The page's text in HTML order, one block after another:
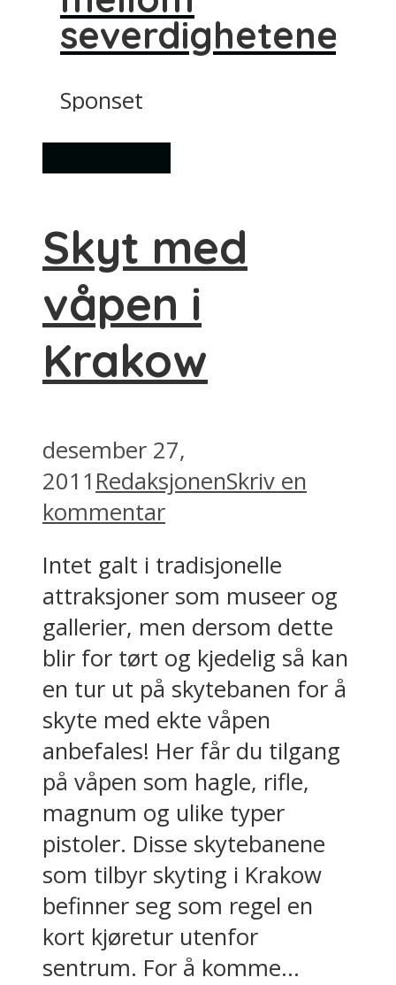
severdighetene
Sponset
Skyt med
våpen i
Krakow
desember 27,
2011 RedaksjonenSkriv en
kommentar
Intet galt i tradisjonelle
attraksjoner som museer og
gallerier, men dersom dette
blir for tørt og kjedelig så kan
en tur ut på skytebanen for å
skyte med ekte våpen
anbefales! Her får du tilgang
på våpen som hagle, rifle,
magnum og ulike typer
pistoler. Disse skytebanene
som tilbyr skyting i Krakow
befinner seg som regel en
kort kjøretur utenfor
sentrum. For å komme...